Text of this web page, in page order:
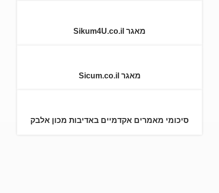
מאגר Sikum4U.co.il
מאגר Sicum.co.il
סיכומי מאמרים אקדמיים באדיבות מכון אלבק